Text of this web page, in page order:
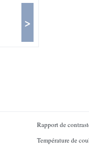
>
Rapport de
Température de